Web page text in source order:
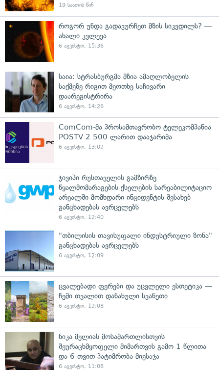
19 საათის წინ
როგორ უნდა გადავურჩეთ მზის სიკვდილს? —
ახალი კვლევა
6 აგვისტო, 15:36
საია: სტრასბურგმა მზია ამაღლობელის
საქმეზე რიგით მეოთხე საჩივარი
დაარეგისტრირა
6 აგვისტო, 14:26
ComCom-მა პროსამთავრობო ტელეკომპანია
POSTV 2 500 ლარით დააჯარიმა
6 აგვისტო, 13:02
ჯივიპი რუსთაველის გამზირზე
წყალმომარაგების ქსელების სარეაბილიტაციო
არეალში მომხდარი ინციდენტის შესახებ
განცხადებას ავრცელებს
6 აგვისტო, 12:40
"თბილისის თავისუფალი ინდუსტრიული ზონა"
განცხადებას ავრცელებს
6 აგვისტო, 12:09
ცვალებადი ფერები და უცვლელი ესთეტიკა —
ჩემი თვალით დანახული სვანეთი
6 აგვისტო, 12:08
ნიკა მელიას მოსამართლისთვის
შეურაცხმყოფელი მიმართვის გამო 1 წლითა
და 6 თვით პატიმრობა მიესაჯა
6 აგვისტო, 11:08